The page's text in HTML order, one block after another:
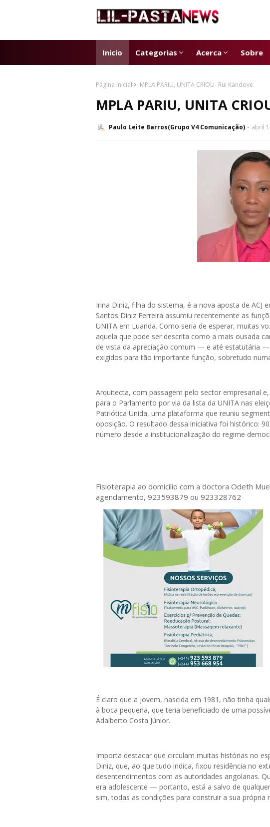
Inicio Categorias Acerca Sobre
Página inicial MPLA PARIU, UNITA CRIOU- Rui Kandove
MPLA PARIU, UNITA
Paulo Leite Barros(Grupo V4 Comunicação) abril
Irina Diniz, filha do sistema, é a nova aposta de ACJ
Santos Diniz Ferreira assumiu recentemente as
UNITA em Luanda. Como seria de esperar, muitas
aquela que pode ser descrita como a mais ousada
de vista da apreciação comum — e até estatutária
exigidos para tão importante função, sobretudo
Arquitecta, com passagem pelo sector empresarial
para o Parlamento por via da lista da UNITA nas
Patriótica Unida, uma plataforma que reuniu
oposição. O resultado dessa iniciativa foi histórico:
número desde a institucionalização do regime
Fisioterapia ao domicílio com a doctora Odeth
agendamento, 923593879 ou 923328762
É claro que a jovem, nascida em 1981, não tinha
à boca pequena, que teria beneficiado de uma
Adalberto Costa Júnior.
Importa destacar que circulam muitas histórias no
Diniz, que, ao que tudo indica, fixou residência no
desentendimentos com as autoridades angolanas.
era adolescente — portanto, está a salvo de
sim, todas as condições para construir a sua própria